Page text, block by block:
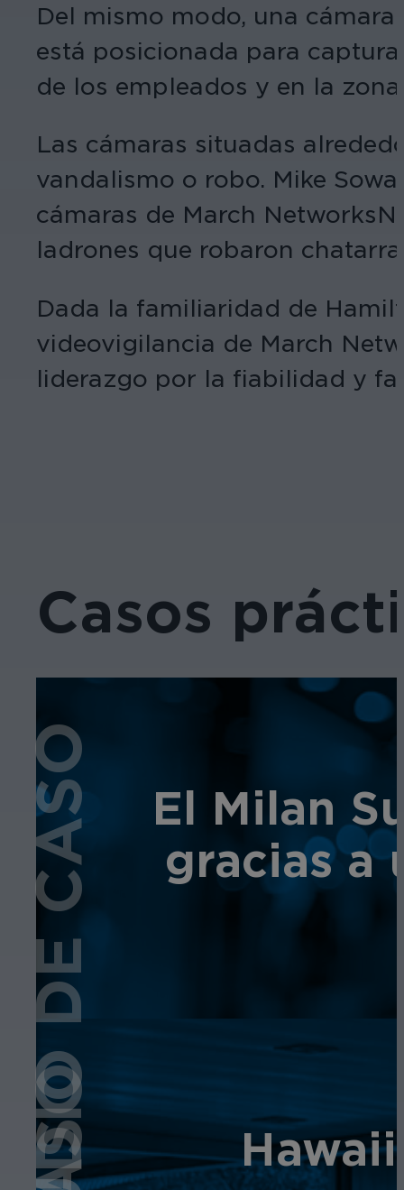
Del mismo modo, una
está posicionada para
de los empleados y en la
Las cámaras situadas
vandalismo o robo. Mike
cámaras de March
ladrones que robaron
Dada la familiaridad de
videovigilancia de March
liderazgo por la fiabilidad y
Casos
ESTUDIO DE CASO
El Milan
gracias a